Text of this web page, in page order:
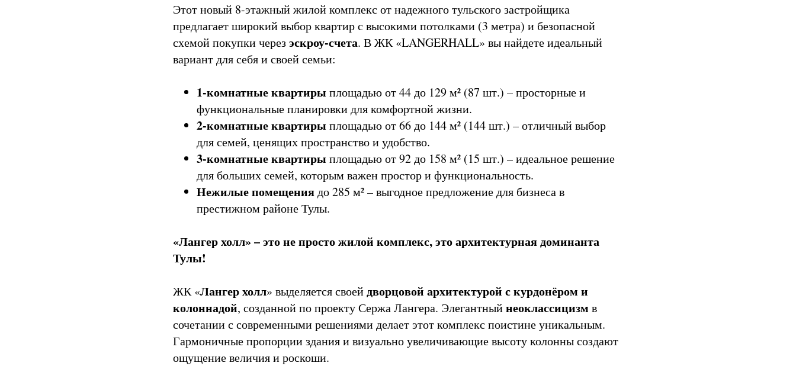
Этот новый 8-этажный жилой комплекс от надежного тульского застройщика
предлагает широкий выбор квартир с высокими потолками (3 метра) и безопасной
схемой покупки черезэскроу-счета. В ЖК «LANGERHALL» вы найдете идеальный
вариант для себя и своей семьи:
1-комнатные квартиры площадью от 44 до 129 м² (87 шт.) – просторные и
функциональные планировки для комфортной жизни.
2-комнатные квартиры площадью от 66 до 144 м² (144 шт.) – отличный выбор
для семей, ценящих пространство и удобство.
3-комнатные квартиры площадью от 92 до 158 м² (15 шт.) – идеальное решение
для больших семей, которым важен простор и функциональность.
Нежилые помещениядо 285 м² – выгодное предложение для бизнеса в
престижном районе Тулы.
«Лангер холл» – это не просто жилой комплекс, это архитектурная доминанта
Тулы!
ЖК «Лангер холл» выделяется своейдворцовой архитектурой с курдонёром и
колоннадой, созданной по проекту Сержа Лангера. Элегантныйнеоклассицизм в
сочетании с современными решениями делает этот комплекс поистине уникальным.
Гармоничные пропорции здания и визуально увеличивающие высоту колонны создают
ощущение величия и роскоши.